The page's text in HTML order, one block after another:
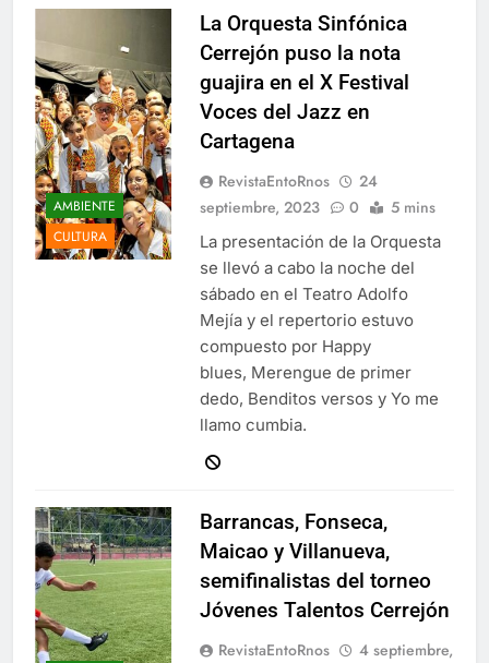
AMBIENTE
CULTURA
La Orquesta Sinfónica
Cerrejón puso la nota
guajira en el X Festival
Voces del Jazz en
Cartagena
RevistaEntoRnos
24
septiembre, 2023
0 5 mins
La presentación de la Orquesta
se llevó a cabo la noche del
sábado en el Teatro Adolfo
Mejía y el repertorio estuvo
compuesto por Happy
blues, Merengue de primer
dedo, Benditos versos y Yo me
llamo cumbia.
Barrancas, Fonseca,
Maicao y Villanueva,
semifinalistas del torneo
Jóvenes Talentos Cerrejón
RevistaEntoRnos
4 septiembre,